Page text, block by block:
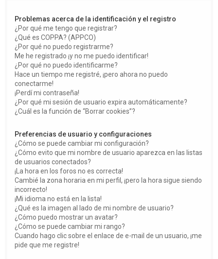
Problemas acerca de la identificación y el registro
¿Por qué me tengo que registrar?
¿Qué es COPPA? (APPCO)
¿Por qué no puedo registrarme?
Me he registrado ¡y no me puedo identificar!
¿Por qué no puedo identificarme?
Hace un tiempo me registré, ¡pero ahora no puedo
conectarme!
¡Perdí mi contraseña!
¿Por qué mi sesión de usuario expira automáticamente?
¿Cuál es la función de “Borrar cookies”?
Preferencias de usuario y configuraciones
¿Cómo se puede cambiar mi configuración?
¿Cómo evito que mi nombre de usuario aparezca en las listas
de usuarios conectados?
¡La hora en los foros no es correcta!
Cambié la zona horaria en mi perfil, ¡pero la hora sigue siendo
incorrecto!
¡Mi idioma no está en la lista!
¿Qué es la imagen al lado de mi nombre de usuario?
¿Cómo puedo mostrar un avatar?
¿Cómo se puede cambiar mi rango?
Cuando hago clic sobre el enlace de e-mail de un usuario, ¡me
pide que me registre!